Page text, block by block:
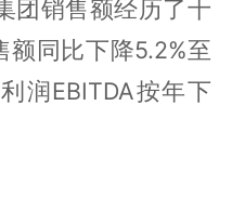
团销售额经历了十
同比下降5.2%至
润EBITDA按年下